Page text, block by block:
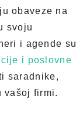
obaveze na
svoju
i agende su
i poslovne
saradnike,
vašoj firmi.